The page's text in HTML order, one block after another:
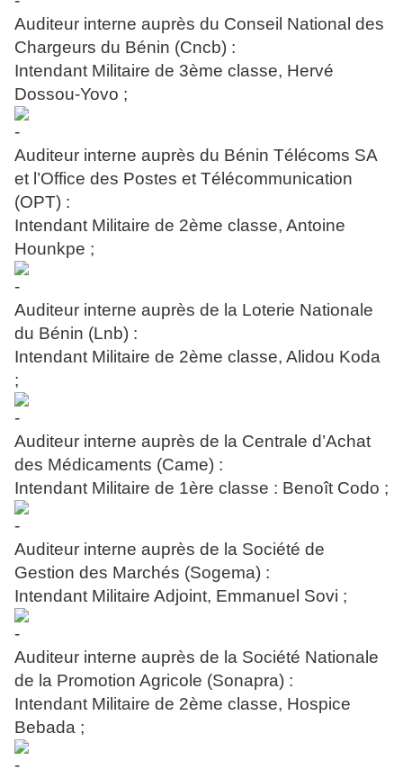
Auditeur interne auprès du Conseil National des
Chargeurs du Bénin (Cncb) :
Intendant Militaire de 3ème classe, Hervé
Dossou-Yovo ;
Auditeur interne auprès du Bénin Télécoms SA
et l’Office des Postes et Télécommunication
(OPT) :
Intendant Militaire de 2ème classe, Antoine
Hounkpe ;
Auditeur interne auprès de la Loterie Nationale
du Bénin (Lnb) :
Intendant Militaire de 2ème classe, Alidou Koda
;
Auditeur interne auprès de la Centrale d’Achat
des Médicaments (Came) :
Intendant Militaire de 1ère classe : Benoît Codo ;
Auditeur interne auprès de la Société de
Gestion des Marchés (Sogema) :
Intendant Militaire Adjoint, Emmanuel Sovi ;
Auditeur interne auprès de la Société Nationale
de la Promotion Agricole (Sonapra) :
Intendant Militaire de 2ème classe, Hospice
Bebada ;